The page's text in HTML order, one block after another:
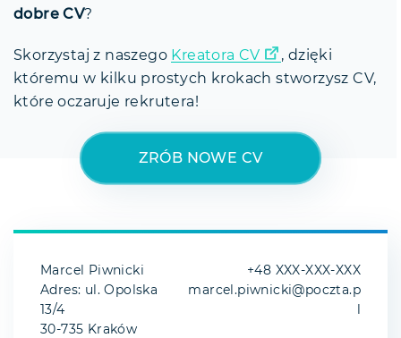
dobre CV?
Skorzystaj z naszego Kreatora CV
, dzięki
któremu w kilku prostych krokach stworzysz CV,
które oczaruje rekrutera!
ZRÓB NOWE CV
Marcel Piwnicki
Adres: ul. Opolska
13/4
30-735 Kraków
+48 XXX-XXX-XXX
marcel.piwnicki@poczta.p